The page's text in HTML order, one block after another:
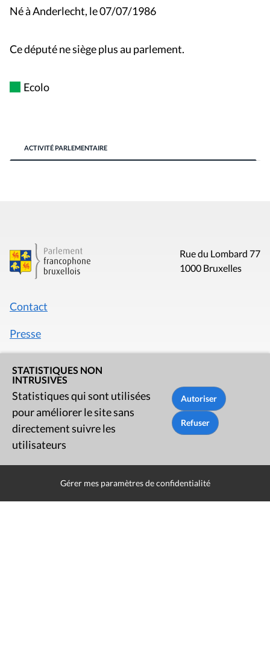
Né à Anderlecht, le 07/07/1986
Ce député ne siège plus au parlement.
Ecolo
ACTIVITÉ PARLEMENTAIRE
STATISTIQUES NON
INTRUSIVES
Statistiques qui sont utilisées
pour améliorer le site sans
directement suivre les
utilisateurs
Gérer mes paramètres de confidentialité
Rue du Lombard 77
1000 Bruxelles
Contact
Presse